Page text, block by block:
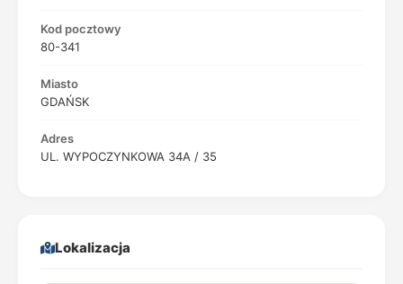
Kod pocztowy
80-341
Miasto
GDAŃSK
Adres
UL. WYPOCZYNKOWA 34A / 35
Lokalizacja